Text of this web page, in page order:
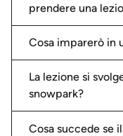
prendere una
Cosa imparerò in
La lezione si
snowpark?
Cosa succede se